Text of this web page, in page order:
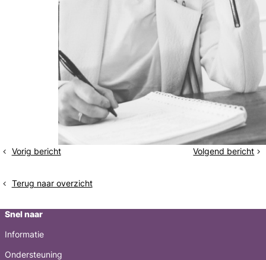
Vorig bericht
Een
baby
Volgend bericht
Het
Terug naar overzicht
Snel naar
Informatie
Ondersteuning